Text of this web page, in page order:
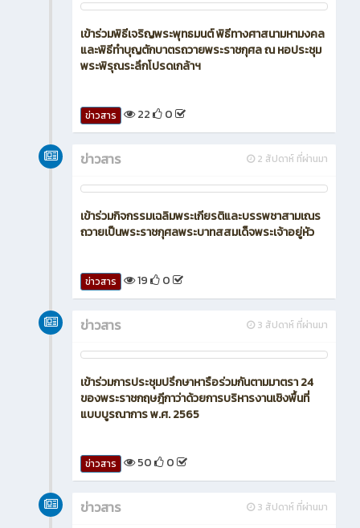
เข้าร่วมพิธีเจริญพระพุทธมนต์ พิธีทางศาสนามหามงคล
และพิธีทำบุญตักบาตรถวายพระราชกุศล ณ หอประชุม
พระพิรุณระลึกโปรดเกล้าฯ
ข่าวสาร 22 0
2 สัปดาห์ ที่ผ่านมา
ข่าวสาร
เข้าร่วมกิจกรรมเฉลิมพระเกียรติและบรรพชาสามเณร
ถวายเป็นพระราชกุศลพระบาทสสมเด็จพระเจ้าอยู่หัว
ข่าวสาร 19 0
3 สัปดาห์ ที่ผ่านมา
ข่าวสาร
เข้าร่วมการประชุมปรึกษาหารือร่วมกันตามมาตรา 24
ของพระราชกฤษฎีกาว่าด้วยการบริหารงานเชิงพื้นที่
แบบบูรณาการ พ.ศ. 2565
ข่าวสาร 50 0
3 สัปดาห์ ที่ผ่านมา
ข่าวสาร